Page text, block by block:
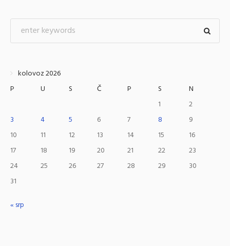
kolovoz 2026
P
U S Č P S
N
1
2
3
4 5 6 7 8
9
10
11 12 13 14 15
16
17
18 19 20 21 22
23
24
25 26 27 28 29
30
31
« srp